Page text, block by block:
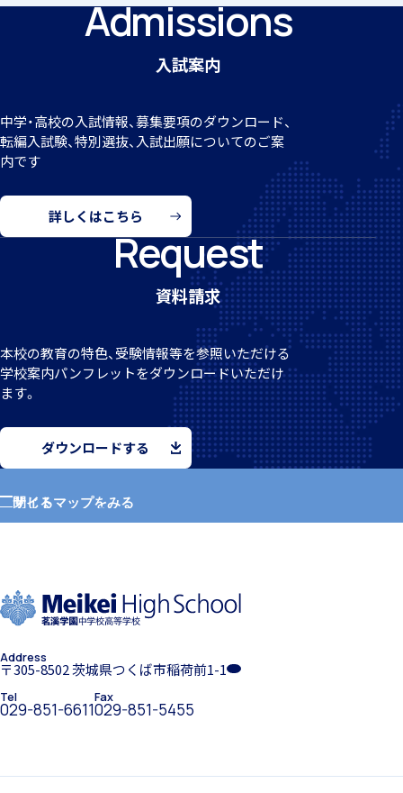
Admissions
入試案内
中学・高校の入試情報、募集要項のダウンロード、
転編入試験、特別選抜、入試出願についてのご案
内です
詳しくはこちら
Request
資料請求
本校の教育の特色、受験情報等を参照いただける
学校案内パンフレットをダウンロードいただけ
ます。
ダウンロードする
サイトマップをみる
閉じる
学校長挨拶
Address
〒305-8502 茨城県つくば市稲荷前1-1
Tel
029-851-6611
Fax
029-851-5455
MEIKEI ART GALLERY
留学制度
希望制海外研修制度
海外からの留学生受け入れ